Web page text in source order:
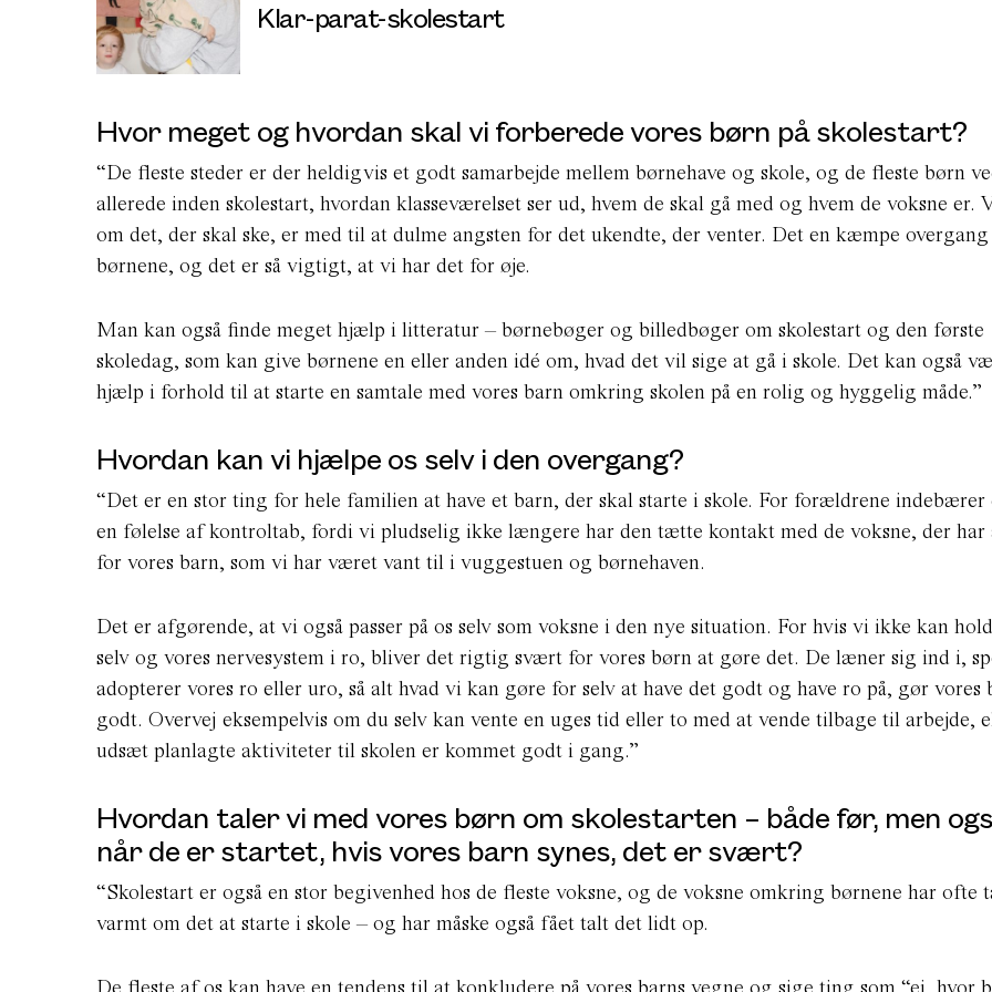
Klar-parat-skolestart
Hvor meget og hvordan skal vi forberede vores børn på skolestart?
“De fleste steder er der heldigvis et godt samarbejde mellem børnehave og skole, og de fleste børn
allerede inden skolestart, hvordan klasseværelset ser ud, hvem de skal gå med og hvem de voksne er.
om det, der skal ske, er med til at dulme angsten for det ukendte, der venter. Det en kæmpe
børnene, og det er så vigtigt, at vi har det for øje.
Man kan også finde meget hjælp i litteratur – børnebøger og billedbøger om skolestart og den første
skoledag, som kan give børnene en eller anden idé om, hvad det vil sige at gå i skole. Det kan også
hjælp i forhold til at starte en samtale med vores barn omkring skolen på en rolig og hyggelig måde.”
Hvordan kan vi hjælpe os selv i den overgang?
“Det er en stor ting for hele familien at have et barn, der skal starte i skole. For forældrene
en følelse af kontroltab, fordi vi pludselig ikke længere har den tætte kontakt med de voksne, der har
for vores barn, som vi har været vant til i vuggestuen og børnehaven.
Det er afgørende, at vi også passer på os selv som voksne i den nye situation. For hvis vi ikke kan
selv og vores nervesystem i ro, bliver det rigtig svært for vores børn at gøre det. De læner sig ind i,
adopterer vores ro eller uro, så alt hvad vi kan gøre for selv at have det godt og have ro på, gør vores
godt. Overvej eksempelvis om du selv kan vente en uges tid eller to med at vende tilbage til arbejde,
udsæt planlagte aktiviteter til skolen er kommet godt i gang.”
Hvordan taler vi med vores børn om skolestarten – både før, men
når de er startet, hvis vores barn synes, det er svært?
“Skolestart er også en stor begivenhed hos de fleste voksne, og de voksne omkring børnene har ofte
varmt om det at starte i skole – og har måske også fået talt det lidt op.